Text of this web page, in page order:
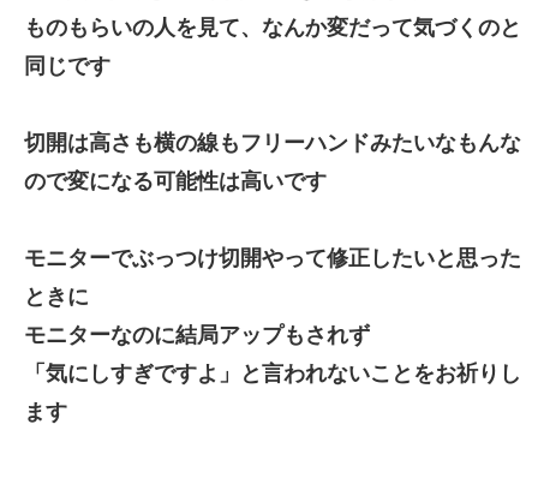
ものもらいの人を見て、なんか変だって気づくのと
同じです
切開は高さも横の線もフリーハンドみたいなもんな
ので変になる可能性は高いです
モニターでぶっつけ切開やって修正したいと思った
ときに
モニターなのに結局アップもされず
「気にしすぎですよ」と言われないことをお祈りし
ます